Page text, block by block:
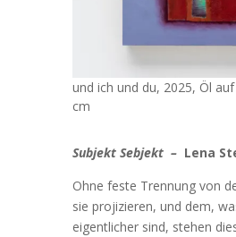
und ich und du, 2025, Öl
cm
Subjekt Sebjekt – Lena
Ohne feste Trennung von
sie projizieren, und dem,
eigentlicher sind, stehen